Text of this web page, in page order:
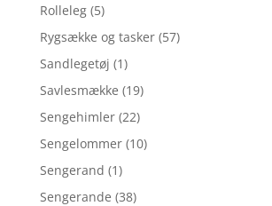
Rolleleg (5)
Rygsække og tasker (57)
Sandlegetøj (1)
Savlesmække (19)
Sengehimler (22)
Sengelommer (10)
Sengerand (1)
Sengerande (38)